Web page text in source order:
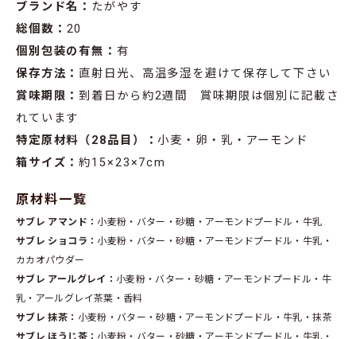
ブランド名： たがやす
総個数： 20
個別包装の有無： 有
保存方法： 直射日光、高温多湿を避けて保存して下さい
賞味期限：到着日から約2週間 賞味期限は個別に記載さ
れています
特定原材料（28品目）：小麦・卵・乳・アーモンド
箱サイズ：約15×23×7cm
原材料一覧
サブレ アマンド： 小麦粉・バター・砂糖・アーモンドプードル・牛乳
サブレ ショコラ： 小麦粉・バター・砂糖・アーモンドプードル・牛乳・
カカオパウダー
サブレ アールグレイ： 小麦粉・バター・砂糖・アーモンドプードル・牛
乳・アールグレイ茶葉・香料
サブレ 抹茶： 小麦粉・バター・砂糖・アーモンドプードル・牛乳・抹茶
サブレ ほうじ茶： 小麦粉・バター・砂糖・アーモンドプードル・牛乳・